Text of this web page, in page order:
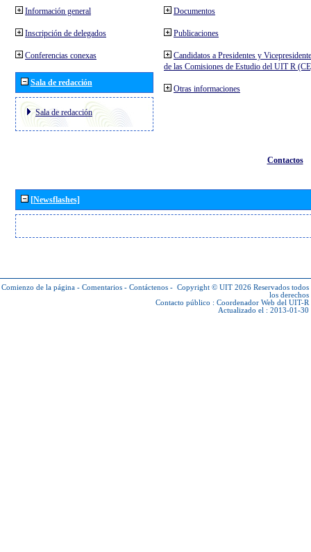
Información general
Inscripción de delegados
Conferencias conexas
Sala de redacción
Sala de redacción
Documentos
Publicaciones
Candidatos a Presidentes y
de las Comisiones de Estudio del UIT R
Otras informaciones
Contactos
[Newsflashes]
Comienzo de la página - Comentarios - Contáctenos - Copyright © UIT 2026 Reservados todos
los derechos
Contacto público : Coordenador Web del UIT-R
Actualizado el : 2013-01-30